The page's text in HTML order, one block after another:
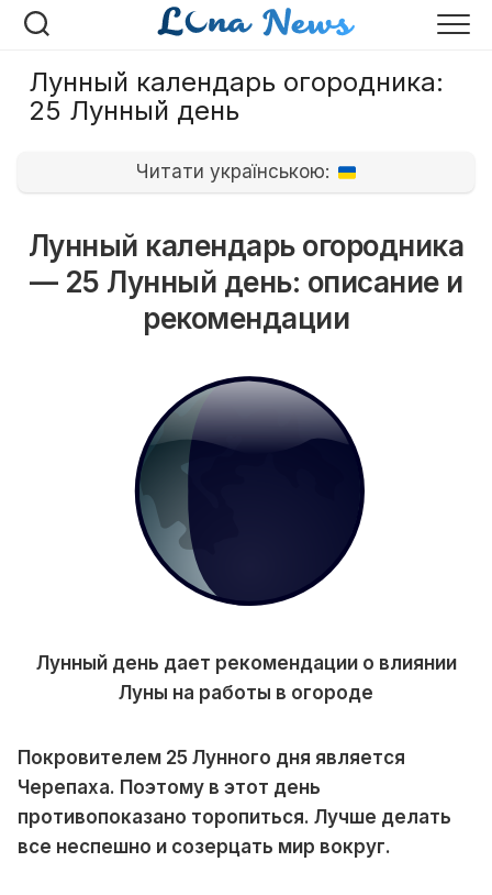
Перейти
Лунный календарь огородника:
25 Лунный день
Читати українською:
Лунный календарь огородника
— 25 Лунный день: описание и
рекомендации
Лунный день дает рекомендации о влиянии
Луны на работы в огороде
Покровителем 25 Лунного дня является
Черепаха. Поэтому в этот день
противопоказано торопиться. Лучше делать
все неспешно и созерцать мир вокруг.